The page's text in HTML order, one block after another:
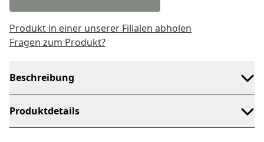
Produkt in einer unserer Filialen abholen
Fragen zum Produkt?
Beschreibung
Produktdetails